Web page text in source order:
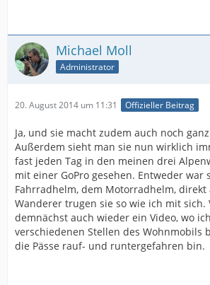
Michael Moll
Administrator
20. August 2014 um 11:31 Offizieller Beitrag
Ja, und sie macht zudem auch noch
Außerdem sieht man sie nun wirklich
fast jeden Tag in den meinen drei
mit einer GoPro gesehen. Entweder war
Fahrradhelm, dem Motorradhelm,
Wanderer trugen sie so wie ich mit sich.
demnächst auch wieder ein Video, wo
verschiedenen Stellen des Wohnmobils
die Pässe rauf- und runtergefahren bin.